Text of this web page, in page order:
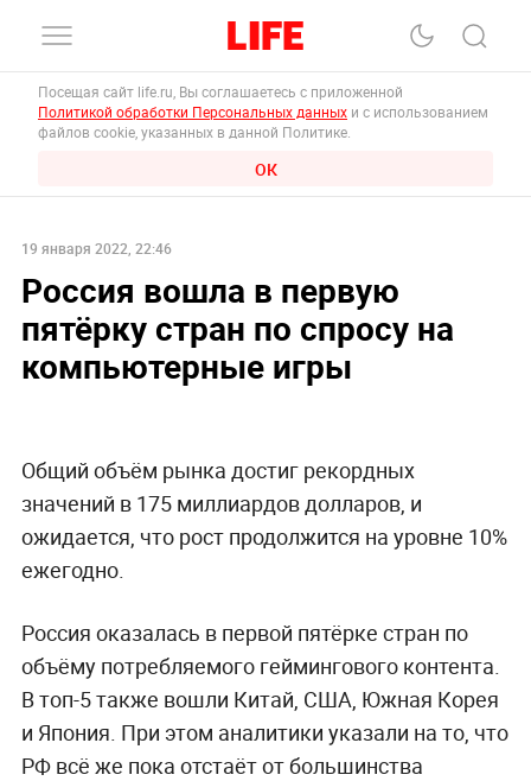
Посещая сайт life.ru, Вы соглашаетесь с приложенной
Политикой обработки Персональных данных и с использованием
файлов cookie, указанных в данной Политике.
ОК
19 января 2022, 22:46
Россия вошла в первую
пятёрку стран по спросу на
компьютерные игры
Общий объём рынка достиг рекордных
значений в 175 миллиардов долларов, и
ожидается, что рост продолжится на уровне 10%
ежегодно.
Россия оказалась в первой пятёрке стран по
объёму потребляемого геймингового контента.
В топ-5 также вошли Китай, США, Южная Корея
и Япония. При этом аналитики указали на то, что
РФ всё же пока отстаёт от большинства